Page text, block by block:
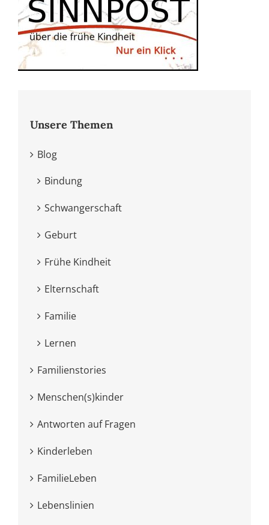
Unsere Themen
Blog
Bindung
Schwangerschaft
Geburt
Frühe Kindheit
Elternschaft
Familie
Lernen
Familienstories
Menschen(s)kinder
Antworten auf Fragen
Kinderleben
FamilieLeben
Lebenslinien